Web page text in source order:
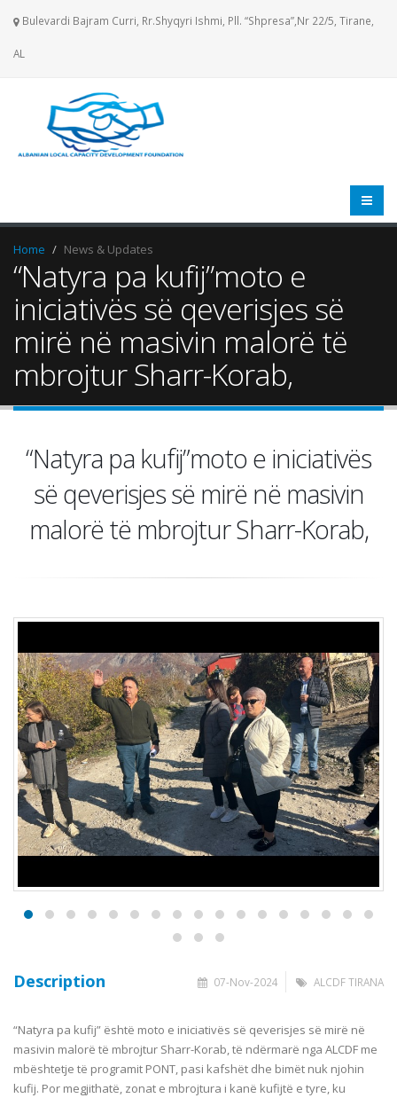
Bulevardi Bajram Curri, Rr.Shyqyri Ishmi, Pll. “Shpresa”,Nr 22/5, Tirane,
AL
Home News & Updates
“Natyra pa kufij”moto e
iniciativës së qeverisjes së
mirë në masivin malorë të
mbrojtur Sharr-Korab,
“Natyra pa kufij”moto e iniciativës
së qeverisjes së mirë në masivin
malorë të mbrojtur Sharr-Korab,
07-Nov-2024 ALCDF TIRANA
Description
“Natyra pa kufij” është moto e iniciativës së qeverisjes së mirë në
masivin malorë të mbrojtur Sharr-Korab, të ndërmarë nga ALCDF me
mbështetje të programit PONT, pasi kafshët dhe bimët nuk njohin
kufij. Por megjithatë, zonat e mbrojtura i kanë kufijtë e tyre, ku